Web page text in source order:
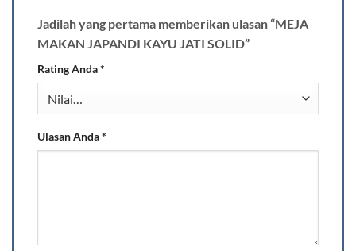
Jadilah yang pertama memberikan ulasan “MEJA
MAKAN JAPANDI KAYU JATI SOLID”
Rating Anda*
Ulasan Anda*